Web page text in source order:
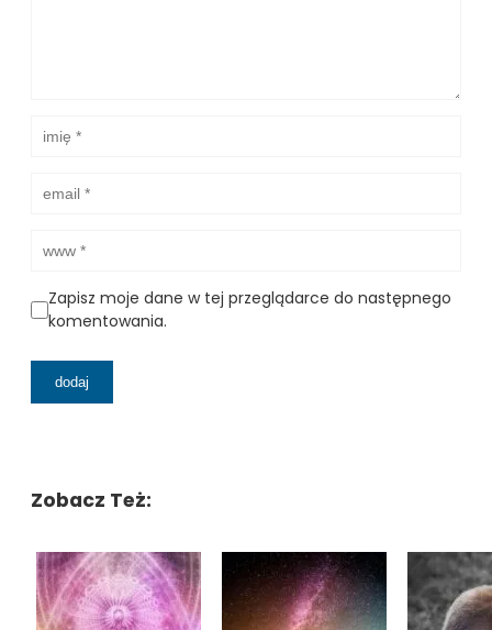
Zapisz moje dane w tej przeglądarce do następnego
komentowania.
Zobacz Też: